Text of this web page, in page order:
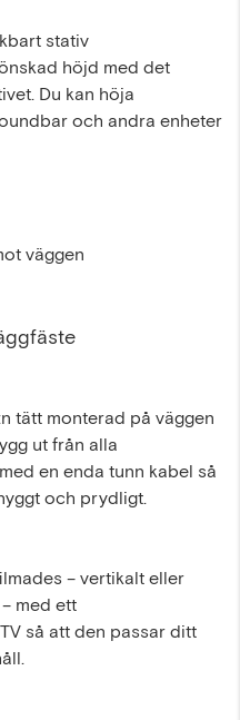
stativ
höjd med det
Du kan höja
och andra enheter
väggen
tätt monterad på väggen
ut från alla
en enda tunn kabel så
och prydligt.
– vertikalt eller
med ett
så att den passar ditt